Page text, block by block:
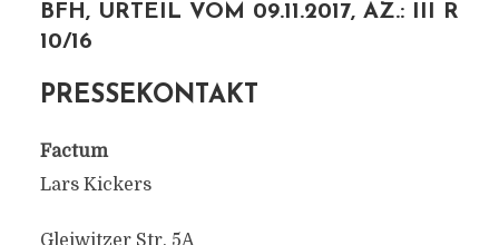
BFH, URTEIL VOM 09.11.2017, AZ.: III R
10/16
PRESSEKONTAKT
Factum
Lars Kickers
Gleiwitzer Str. 5A